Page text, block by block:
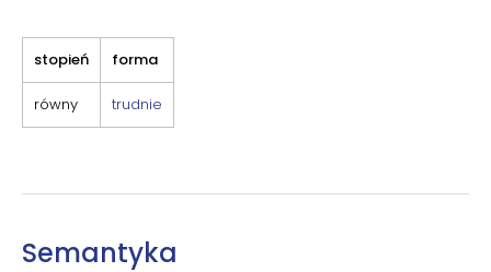
stopień forma
równy trudnie
Semantyka